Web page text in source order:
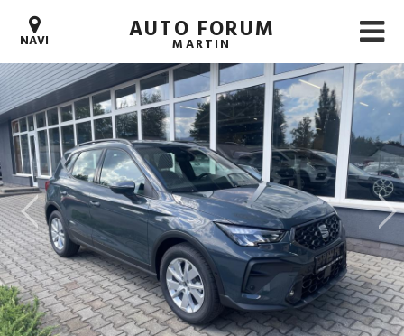
NAVI AUTO FORUM
MARTIN